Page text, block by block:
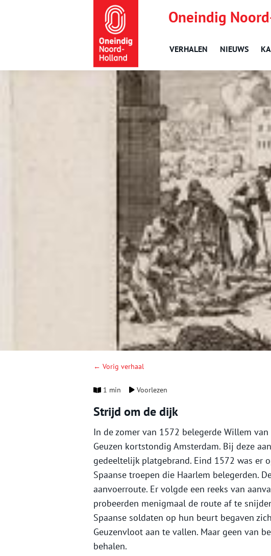
Oneindig
VERHALEN NIEUWS
← Vorig verhaal
1 min Voorlezen
Strijd om de dijk
In de zomer van 1572 belegerde Willem
Geuzen kortstondig Amsterdam. Bij deze
gedeeltelijk platgebrand. Eind 1572 was er
Spaanse troepen die Haarlem belegerden.
aanvoerroute. Er volgde een reeks van
probeerden menigmaal de route af te
Spaanse soldaten op hun beurt begaven
Geuzenvloot aan te vallen. Maar geen van
behalen.